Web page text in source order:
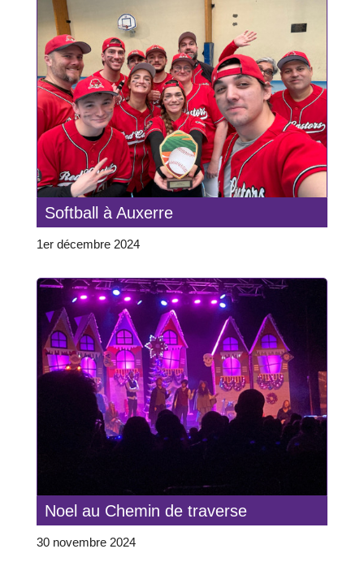
Softball à Auxerre
1er décembre 2024
Noel au Chemin de traverse
30 novembre 2024